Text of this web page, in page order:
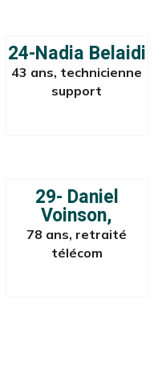
24-Nadia Belaidi
43 ans, technicienne
support
29- Daniel
Voinson,
78 ans, retraité
télécom